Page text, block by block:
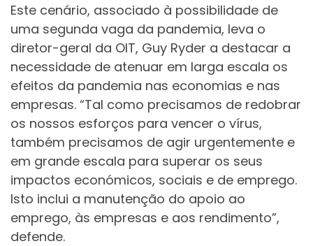
Este cenário, associado à possibilidade de
uma segunda vaga da pandemia, leva o
diretor-geral da OIT, Guy Ryder a destacar a
necessidade de atenuar em larga escala os
efeitos da pandemia nas economias e nas
empresas. “Tal como precisamos de redobrar
os nossos esforços para vencer o vírus,
também precisamos de agir urgentemente e
em grande escala para superar os seus
impactos económicos, sociais e de emprego.
Isto inclui a manutenção do apoio ao
emprego, às empresas e aos rendimento”,
defende.